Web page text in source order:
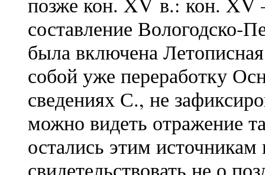
составление Вологодско-
была включена
собой уже переработку
сведениях С., не
можно видеть отражение
остались этим